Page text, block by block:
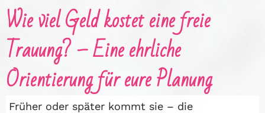
Wie viel Geld kostet eine freie
Trauung? – Eine ehrliche
Orientierung für eure Planung
Früher oder später kommt sie – die